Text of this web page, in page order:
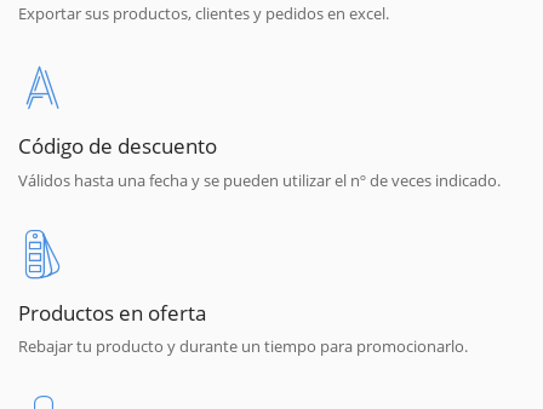
Exportar sus productos, clientes y pedidos en excel.
Código de descuento
Válidos hasta una fecha y se pueden utilizar el nº de veces indicado.
Productos en oferta
Rebajar tu producto y durante un tiempo para promocionarlo.